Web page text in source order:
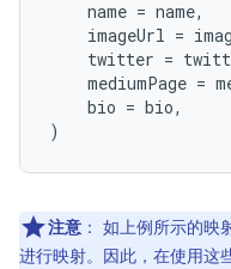
name = name,
imageUrl =
twitter =
mediumPage =
bio = bio,
)
注意 ： 如上例所示的映
进行映射。因此，在使用这